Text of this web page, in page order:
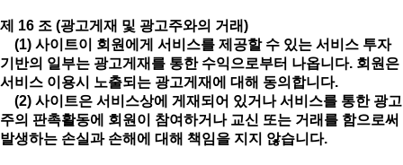
제 16 조 (광고게재 및 광고주와의 거래)
(1) 사이트이 회원에게 서비스를 제공할 수 있는 서비스 투자
기반의 일부는 광고게재를 통한 수익으로부터 나옵니다. 회원은
서비스 이용시 노출되는 광고게재에 대해 동의합니다.
(2) 사이트은 서비스상에 게재되어 있거나 서비스를 통한 광고
주의 판촉활동에 회원이 참여하거나 교신 또는 거래를 함으로써
발생하는 손실과 손해에 대해 책임을 지지 않습니다.